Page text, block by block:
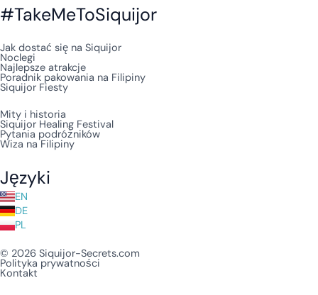
#TakeMeToSiquijor
Jak dostać się na Siquijor
Noclegi
Najlepsze atrakcje
Poradnik pakowania na Filipiny
Siquijor Fiesty
Mity i historia
Siquijor Healing Festival
Pytania podróżników
Wiza na Filipiny
Języki
EN
DE
PL
© 2026 Siquijor-Secrets.com
Polityka prywatności
Kontakt